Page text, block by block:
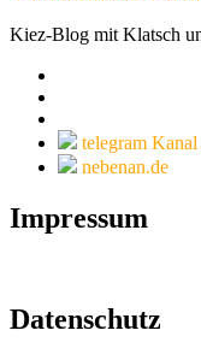
Kiez-Blog mit Klatsch
telegram Kanal
nebenan.de
Impressum
Datenschutz